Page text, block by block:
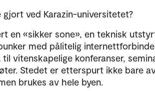
gjort ved Karazin-universitetet?
en «sikker sone», en teknisk
med pålitelig
til vitenskapelige konferanser,
Stedet er etterspurt ikke bare
brukes av hele byen.